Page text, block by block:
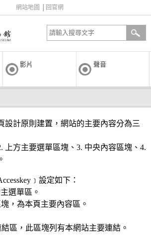
網站地圖 回官網
影片 聲音
設計原則建置，網站的主要內容分為三
上方主要選單區塊、3. 中央內容區塊、4.
設定如下：
選單區。
，為本頁主要內容區。
區，此區塊列有本網站主要連結。